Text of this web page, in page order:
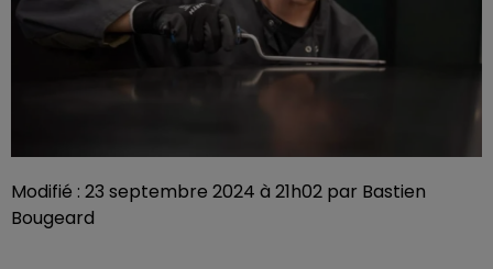
Modifié : 23 septembre 2024 à 21h02 par Bastien
Bougeard